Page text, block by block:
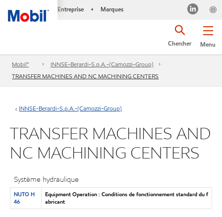
Entreprise • Marques
Menu
Chercher
Mobil™
INNSE-Berardi-S.p.A.-(Camozzi-Group)
TRANSFER MACHINES AND NC MACHINING CENTERS
INNSE-Berardi-S.p.A.-(Camozzi-Group)
TRANSFER MACHINES AND
NC MACHINING CENTERS
Système hydraulique
NUTO H
46
Equipment Operation : Conditions de fonctionnement standard du f
abricant